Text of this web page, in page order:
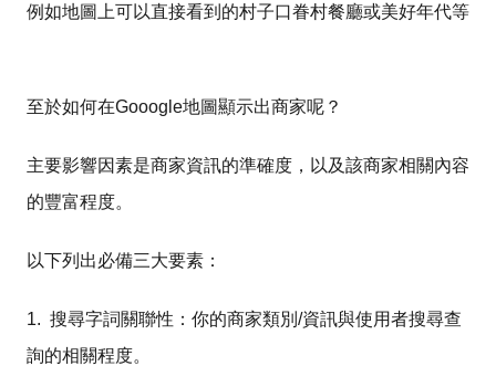
例如地圖上可以直接看到的村子口眷村餐廳或美好年代等
至於如何在Gooogle地圖顯示出商家呢？
主要影響因素是商家資訊的準確度，以及該商家相關內容
的豐富程度。
以下列出必備三大要素：
1. 搜尋字詞關聯性：你的商家類別/資訊與使用者搜尋查
詢的相關程度。